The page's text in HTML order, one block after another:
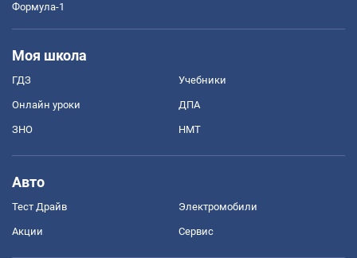
Формула-1
Моя школа
ГДЗ Учебники
Онлайн уроки ДПА
ЗНО НМТ
Авто
Тест Драйв Электромобили
Акции Сервис